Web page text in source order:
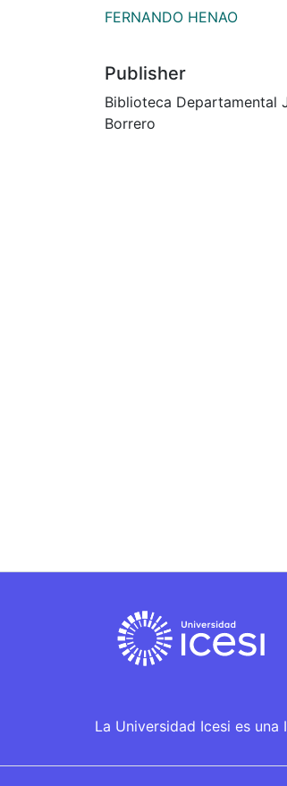
FERNANDO HENAO
Publisher
Biblioteca Departamental
Borrero
La Universidad Icesi es